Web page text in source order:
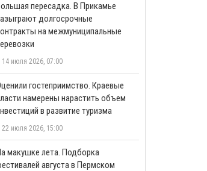
пересадка. В Прикамье
долгосрочные
на межмуниципальные
14 июля 2026, 07:00
гостеприимство. Краевые
намерены нарастить объем
в развитие туризма
22 июля 2026, 15:00
макушке лета. Подборка
августа в Пермском